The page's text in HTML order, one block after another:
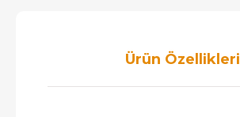
Ürün Özellikleri